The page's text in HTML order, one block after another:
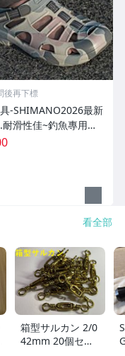
後再下標
-SHIMANO2026最新
滑性佳~釣魚專用布
091I特價1300元
看全部
箱型サルカン 2/0
42mm 20個セッ